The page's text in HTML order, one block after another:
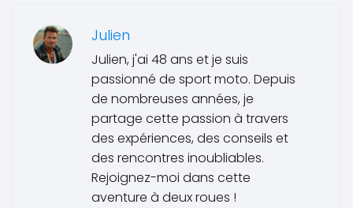
Julien
Julien, j'ai 48 ans et je suis
passionné de sport moto. Depuis
de nombreuses années, je
partage cette passion à travers
des expériences, des conseils et
des rencontres inoubliables.
Rejoignez-moi dans cette
aventure à deux roues !